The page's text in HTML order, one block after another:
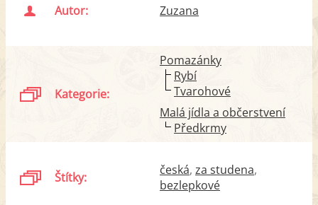
Autor: Zuzana
Kategorie:
Pomazánky
Rybí
Tvarohové
Malá jídla a občerstvení
Předkrmy
Štítky: česká za studena
bezlepkové